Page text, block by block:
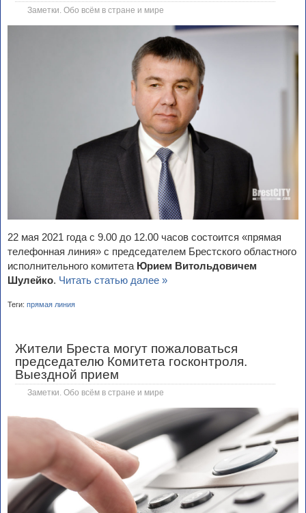
Заметки. Обо всём в стране и мире
22 мая 2021 года с 9.00 до 12.00 часов состоится «прямая
телефонная линия» с председателем Брестского областного
исполнительного комитета Юрием Витольдовичем
Шулейко. Читать статью далее »
Теги: прямая линия
Жители Бреста могут пожаловаться
председателю Комитета госконтроля.
Выездной прием
Заметки. Обо всём в стране и мире